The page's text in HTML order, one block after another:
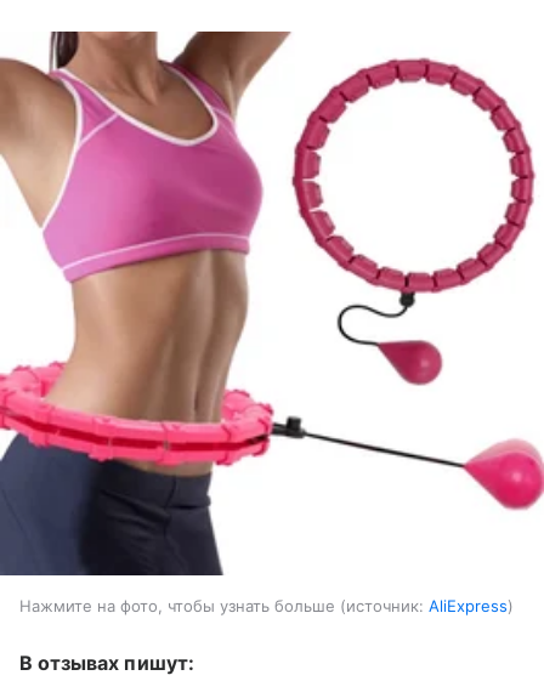
Нажмите на фото, чтобы узнать больше источник: AliExpress
В отзывах пишут: